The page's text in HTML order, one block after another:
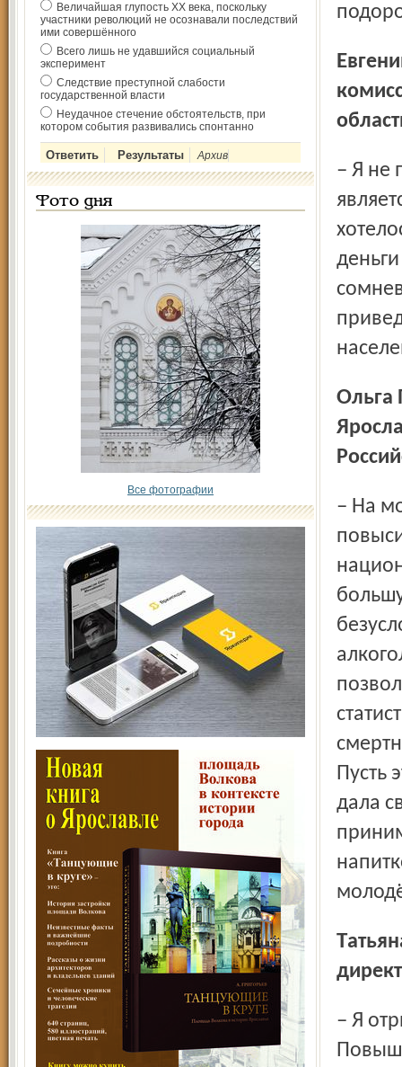
Величайшая глупость ХХ века, поскольку
участники революций не осознавали последствий
ими совершённого
Всего лишь не удавшийся социальный
эксперимент
Следствие преступной слабости
государственной власти
Неудачное стечение обстоятельств, при
котором события развивались спонтанно
Архив
Фото дня
Все фотографии
Евгений ЕРШОВ, заместитель председателя постоянной
– Я не против такой меры, да и к тому же водка не
Ольга ПРАВДУХИНА, член общественной палаты
– На мой взгляд, нет ничего плохого в том, чтобы
Пусть
дала
Татьяна ШАБУНИНА, заместитель генерального
– Я отрицательно отношусь к подобной инициативе.